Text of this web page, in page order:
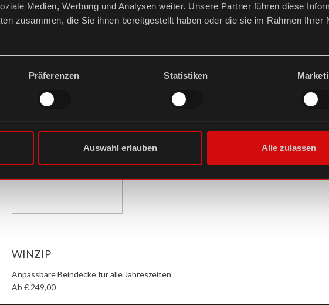
Medien, Werbung und Analysen weiter. Unsere Partner führen diese
zusammen, die Sie ihnen bereitgestellt haben oder die sie im Rahmen Ihrer
Präferenzen Statistiken
Auswahl erlauben Alle zulassen
Wasserdichte und
WINZIP
Anpassbare Beindecke für alle Jahreszeiten
Ab € 249,00